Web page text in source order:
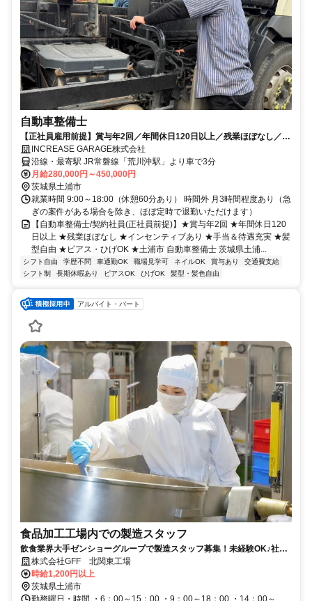
自動車整備士
【正社員雇用前提】賞与年2回／年間休日120日以上／残業ほぼなし／イ
ンセンティブあり／手当＆待遇充実
INCREASE GARAGE株式会社
沿線・最寄駅 JR常磐線「荒川沖駅」より車で3分
月給280,000円～450,000円
茨城県土浦市
就業時間 9:00～18:00（休憩60分あり） 時間外 月3時間程度あり（急
ぎの案件がある場合を除き、ほぼ定時で退勤いただけます）
【自動車整備士/契約社員(正社員前提)】★賞与年2回 ★年間休日120
日以上 ★残業ほぼなし ★インセンティブあり ★手当＆待遇充実 ★髪
型自由 ★ピアス・ひげOK ★土浦市 自動車整備士 茨城県土浦...
シフト自由 学歴不問 車通勤OK 職場見学可 ネイルOK 賞与あり
交通費支給
シフト制
長期休暇あり ピアスOK ひげOK 髪型・髪色自由
アルバイト・パート
食品加工工場内での製造スタッフ
飲食業界大手ゼンショーグループで製造スタッフ募集！未経験OK♪社員
登用制度あり☆
株式会社GFF 北関東工場
時給1,200円以上
茨城県土浦市
勤務曜日・時間 ・6：00～15：00 ・9：00～18：00 ・14：00～